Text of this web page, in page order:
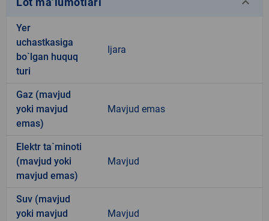
Yer
uchastkasiga
bo`lgan huquq
turi
Ijara
Gaz (mavjud
yoki mavjud
emas)
Mavjud emas
Elektr ta`minoti
(mavjud yoki
mavjud emas)
Mavjud
Suv (mavjud
yoki mavjud
Mavjud